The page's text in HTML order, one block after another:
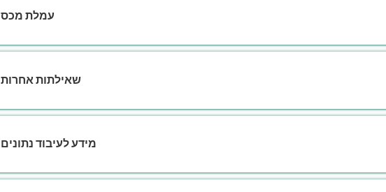
עמלת מכס
שאילתות אחרות
מידע לעיבוד נתונים